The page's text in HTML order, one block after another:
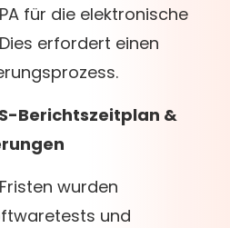
für die elektronische
erfordert einen
Berichtszeitplan &
wurden
und